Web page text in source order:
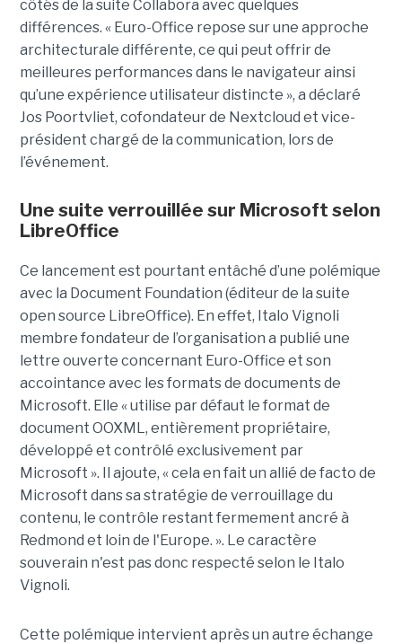
côtés de la suite Collabora avec quelques
différences. « Euro-Office repose sur une approche
architecturale différente, ce qui peut offrir de
meilleures performances dans le navigateur ainsi
qu’une expérience utilisateur distincte », a déclaré
Jos Poortvliet, cofondateur de Nextcloud et vice-
président chargé de la communication, lors de
l’événement.
Une suite verrouillée sur Microsoft selon
LibreOffice
Ce lancement est pourtant entâché d’une polémique
avec la Document Foundation (éditeur de la suite
open source LibreOffice). En effet, Italo Vignoli
membre fondateur de l’organisation a publié une
lettre ouverte concernant Euro-Office et son
accointance avec les formats de documents de
Microsoft. Elle « utilise par défaut le format de
document OOXML, entièrement propriétaire,
développé et contrôlé exclusivement par
Microsoft ». Il ajoute, « cela en fait un allié de facto de
Microsoft dans sa stratégie de verrouillage du
contenu, le contrôle restant fermement ancré à
Redmond et loin de l'Europe. ». Le caractère
souverain n'est pas donc respecté selon le Italo
Vignoli.
Cette polémique intervient après un autre échange